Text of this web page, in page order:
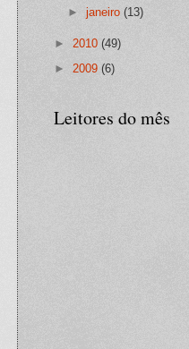
►janeiro(13)
► 2010 (49)
► 2009 (6)
Leitores do mês